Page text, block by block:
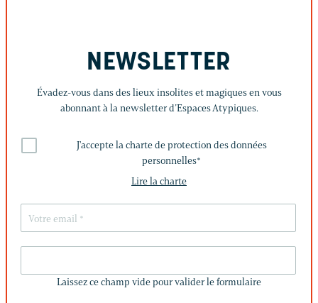
NEWSLETTER
Évadez-vous dans des lieux insolites et magiques en vous
abonnant à la newsletter d’Espaces Atypiques.
J'accepte la charte de protection des données
personnelles*
Lire la charte
CHAMP
Laissez ce champ vide pour valider le formulaire